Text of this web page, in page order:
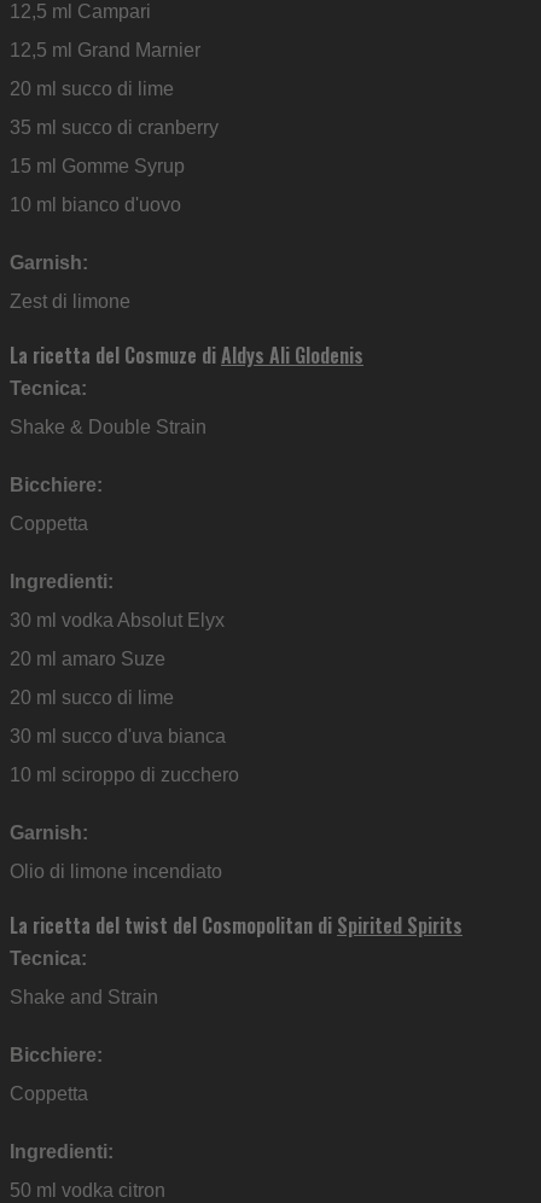
12,5 ml Campari ⁣⁣⁣
12,5 ml Grand Marnier ⁣⁣⁣
20 ml succo di lime ⁣⁣⁣
35 ml succo di cranberry
15 ml Gomme Syrup⁣⁣⁣
10 ml bianco d'uovo
Garnish:
Zest di limone
La ricetta del Cosmuze diAldys Ali Glodenis
Tecnica:
Shake & Double Strain
Bicchiere:
Coppetta
Ingredienti:
30 ml vodka Absolut Elyx
20 ml amaro Suze
20 ml succo di lime
30 ml succo d'uva bianca
10 ml sciroppo di zucchero
Garnish:
Olio di limone incendiato
La ricetta del twist del Cosmopolitan di Spirited Spirits
Tecnica:
Shake and Strain
Bicchiere:
Coppetta
Ingredienti:
50 ml vodka citron